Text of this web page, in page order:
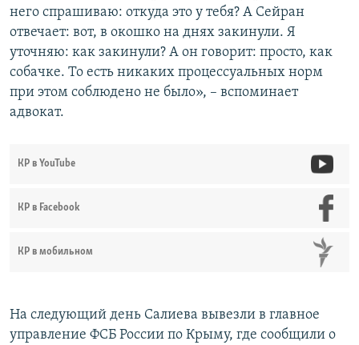
него спрашиваю: откуда это у тебя? А Сейран
отвечает: вот, в окошко на днях закинули. Я
уточняю: как закинули? А он говорит: просто, как
собачке. То есть никаких процессуальных норм
при этом соблюдено не было», – вспоминает
адвокат.
КР в YouTube
КР в Facebook
КР в мобильном
На следующий день Салиева вывезли в главное
управление ФСБ России по Крыму, где сообщили о